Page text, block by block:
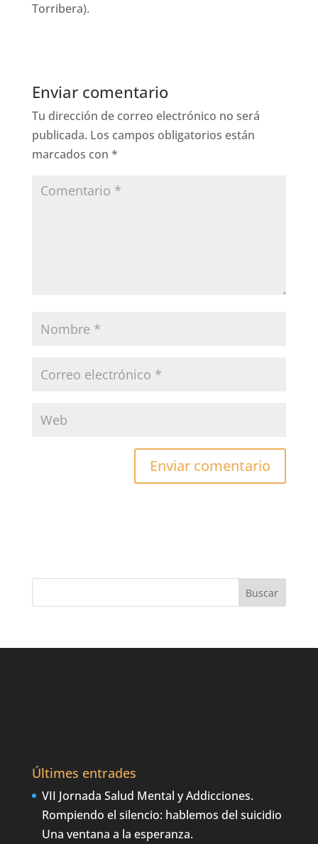
Torribera).
Enviar comentario
Tu dirección de correo electrónico no será
publicada. Los campos obligatorios están
marcados con *
Últimes entrades
VII Jornada Salud Mental y Addicciones.
Rompiendo el silencio: hablemos del suicidio
Una ventana a la esperanza.